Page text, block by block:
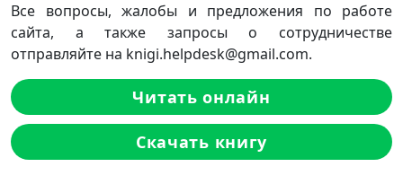
Все вопросы, жалобы и предложения по работе
сайта, а также запросы о сотрудничестве
отправляйте на knigi.helpdesk@gmail.com.
Читать онлайн
Скачать книгу